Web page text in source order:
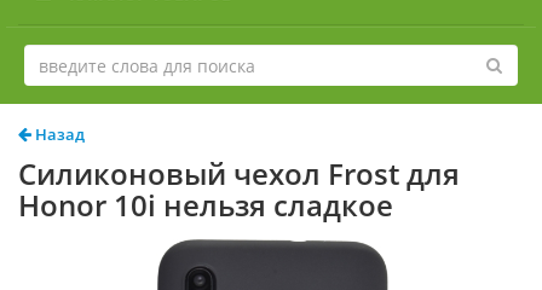
Назад
Силиконовый чехол Frost для
Honor 10i нельзя сладкое